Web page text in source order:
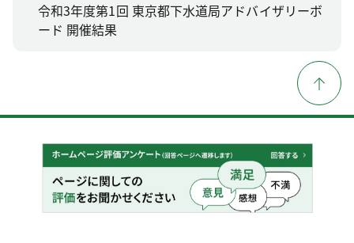
令和3年度第1回 東京都下水道局アドバイザリーボ
ード 開催結果